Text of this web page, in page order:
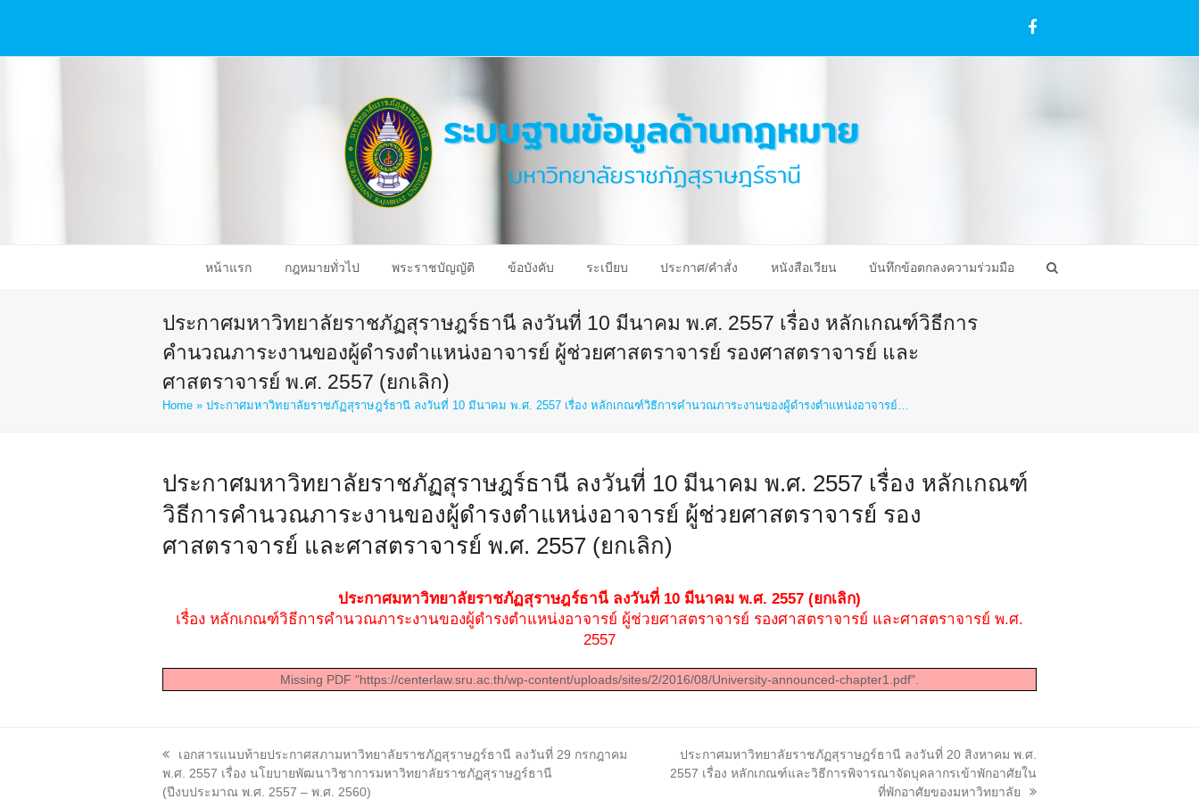
Facebook
หน้าแรก กฎหมายทั่วไป พระราชบัญญัติ ข้อบังคับ ระเบียบ ประกาศ/คำสั่ง หนังสือเวียน บันทึกข้อตกลงความร่วมมือ
ประกาศมหาวิทยาลัยราชภัฏสุราษฎร์ธานี ลงวันที่ 10 มีนาคม พ.ศ. 2557 เรื่อง หลักเกณฑ์วิธีการ
คำนวณภาระงานของผู้ดำรงตำแหน่งอาจารย์ ผู้ช่วยศาสตราจารย์ รองศาสตราจารย์ และ
ศาสตราจารย์ พ.ศ. 2557 (ยกเลิก)
Home » ประกาศมหาวิทยาลัยราชภัฏสุราษฎร์ธานี ลงวันที่ 10 มีนาคม พ.ศ. 2557 เรื่อง หลักเกณฑ์วิธีการคำนวณภาระงานของผู้ดำรงตำแหน่งอาจารย์…
ประกาศมหาวิทยาลัยราชภัฏสุราษฎร์ธานี ลงวันที่ 10 มีนาคม พ.ศ. 2557 เรื่อง หลักเกณฑ์
วิธีการคำนวณภาระงานของผู้ดำรงตำแหน่งอาจารย์ ผู้ช่วยศาสตราจารย์ รอง
ศาสตราจารย์ และศาสตราจารย์ พ.ศ. 2557 (ยกเลิก)
ประกาศมหาวิทยาลัยราชภัฏสุราษฎร์ธานี ลงวันที่ 10 มีนาคม พ.ศ. 2557 (ยกเลิก)
เรื่อง หลักเกณฑ์วิธีการคำนวณภาระงานของผู้ดำรงตำแหน่งอาจารย์ ผู้ช่วยศาสตราจารย์ รองศาสตราจารย์ และศาสตราจารย์ พ.ศ.
2557
Missing PDF "https://centerlaw.sru.ac.th/wp-content/uploads/sites/2/2016/08/University-announced-chapter1.pdf".
previous
post:
เอกสารแนบท้ายประกาศสภามหาวิทยาลัยราชภัฏสุราษฎร์ธานี ลงวันที่ 29 กรกฎาคม
พ.ศ. 2557 เรื่อง นโยบายพัฒนาวิชาการมหาวิทยาลัยราชภัฏสุราษฎร์ธานี
(ปีงบประมาณ พ.ศ. 2557 – พ.ศ. 2560)
next
post:
ประกาศมหาวิทยาลัยราชภัฏสุราษฎร์ธานี ลงวันที่ 20 สิงหาคม พ.ศ.
2557 เรื่อง หลักเกณฑ์และวิธีการพิจารณาจัดบุคลากรเข้าพักอาศัยใน
ที่พักอาศัยของมหาวิทยาลัย